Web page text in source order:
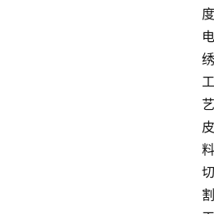
度
电
绣
工
艺
皮
料
切
割